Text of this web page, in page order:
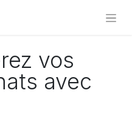
vos
avec